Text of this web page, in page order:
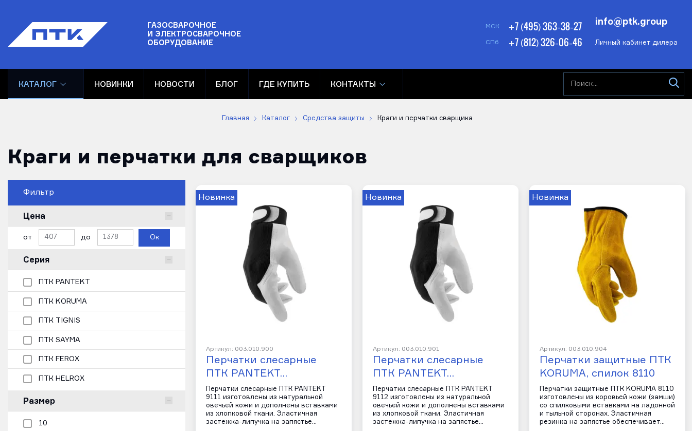
ГАЗОСВАРОЧНОЕ
И ЭЛЕКТРОСВАРОЧНОЕ
ОБОРУДОВАНИЕ
МСК +7 (495) 363-38-27
СПб +7 (812) 326-06-46 Личный кабинет дилера
info@ptk.group
КАТАЛОГ НОВИНКИ НОВОСТИ БЛОГ ГДЕ КУПИТЬ КОНТАКТЫ
Главная Каталог Средства защиты Краги и перчатки сварщика
Краги и перчатки для сварщиков
Новинка
Артикул: 003.010.900
Перчатки слесарные
ПТК PANTEKT…
Перчатки слесарные ПТК PANTEKT
9111 изготовлены из натуральной
овечьей кожи и дополнены вставками
из хлопковой ткани. Эластичная
застежка-липучка на запястье…
Новинка
Артикул: 003.010.901
Перчатки слесарные
ПТК PANTEKT…
Перчатки слесарные ПТК PANTEKT
9112 изготовлены из натуральной
овечьей кожи и дополнены вставками
из хлопковой ткани. Эластичная
застежка-липучка на запястье…
Новинка
Артикул: 003.010.904
Перчатки защитные ПТК
KORUMA, спилок 8110
Перчатки защитные ПТК KORUMA 8110
изготовлены из коровьей кожи (замши)
со спилковыми вставками на ладонной
и тыльной сторонах. Эластичная
резинка на запястье обеспечивает…
Фильтр
Цена
от до Ок
Серия
ПТК PANTEKT
ПТК KORUMA
ПТК TIGNIS
ПТК SAYMA
ПТК FEROX
ПТК HELROX
Размер
10